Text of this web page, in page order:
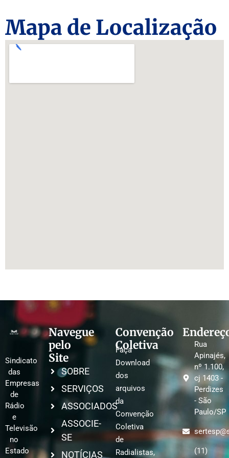
Mapa de Localização
Sindicato
das
Empresas
de
Rádio
e
Televisão
no
Estado
Navegue
pelo
Site
SOBRE
SERVIÇOS
ASSOCIADOS
ASSOCIE-
SE
NOTÍCIAS
Convenção
Coletiva
Faça
Download
dos
arquivos
da
Convenção
Coletiva
de
Radialistas,
Rua
Apinajés,
nº 1.100,
cj 1403 -
Perdizes
- São
Paulo/SP
(11)